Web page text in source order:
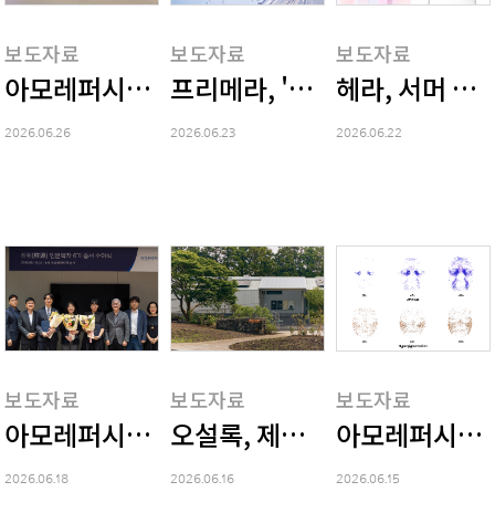
보도자료
아모레퍼시픽 X 삼성전자, 프랑스
2026.06.26
보도자료
프리메라, '3C-히알루론산 세
2026.06.23
보도자료
헤라, 서머 캡
2026.06.22
보도자료
아모레퍼시픽재단, 2026년 '장원(粧源) 인
2026.06.18
보도자료
오설록, 제주 한남차밭 '티하
2026.06.16
보도자료
아모레퍼시픽
2026.06.15